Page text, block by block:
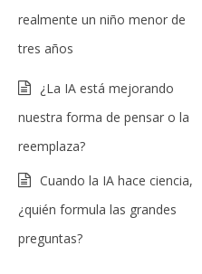
realmente un niño menor de
tres años
¿La IA está mejorando
nuestra forma de pensar o la
reemplaza?
Cuando la IA hace ciencia,
¿quién formula las grandes
preguntas?